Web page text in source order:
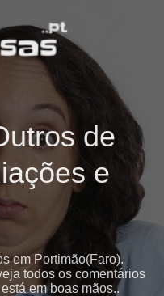
de
e
em Portimão(Faro).
todos os comentários
em boas mãos..